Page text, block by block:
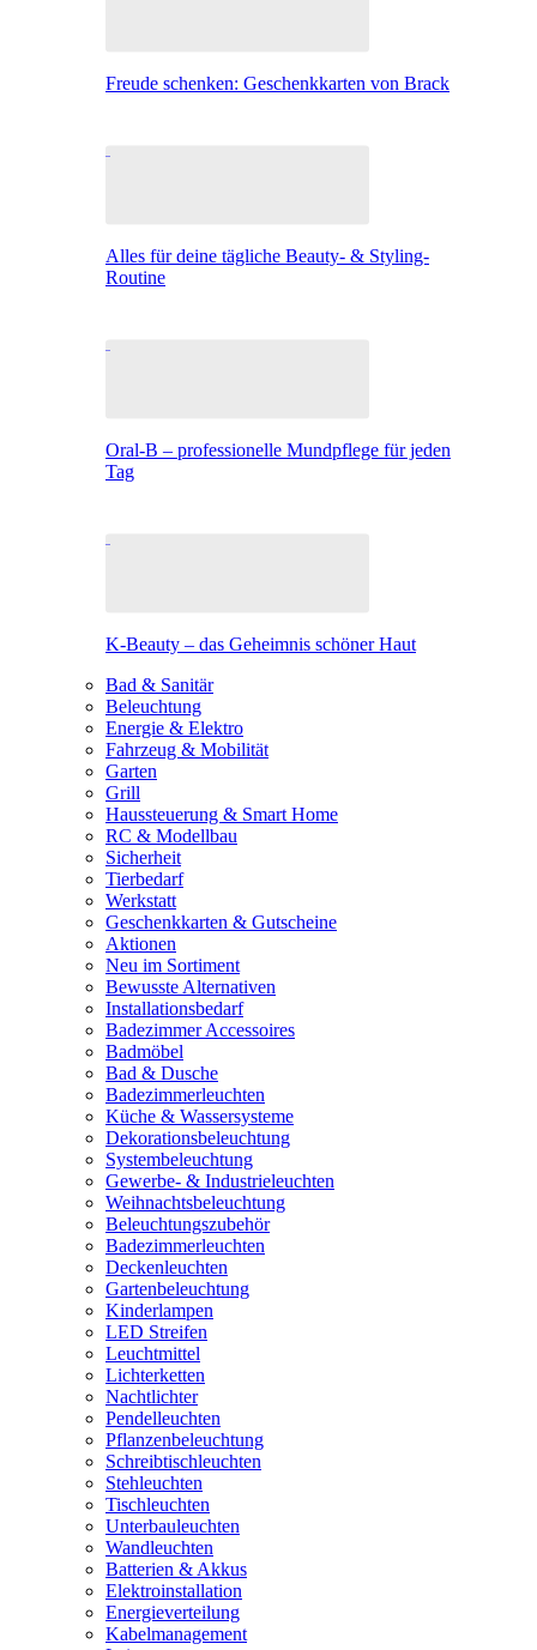
Freude schenken: Geschenkkarten von Brack
Alles für deine tägliche Beauty- & Styling-
Routine
Oral-B – professionelle Mundpflege für jeden
Tag
K-Beauty – das Geheimnis schöner Haut
Bad & Sanitär
Beleuchtung
Energie & Elektro
Fahrzeug & Mobilität
Garten
Grill
Haussteuerung & Smart Home
RC & Modellbau
Sicherheit
Tierbedarf
Werkstatt
Geschenkkarten & Gutscheine
Aktionen
Neu im Sortiment
Bewusste Alternativen
Installationsbedarf
Badezimmer Accessoires
Badmöbel
Bad & Dusche
Badezimmerleuchten
Küche & Wassersysteme
Dekorationsbeleuchtung
Systembeleuchtung
Gewerbe- & Industrieleuchten
Weihnachtsbeleuchtung
Beleuchtungszubehör
Badezimmerleuchten
Deckenleuchten
Gartenbeleuchtung
Kinderlampen
LED Streifen
Leuchtmittel
Lichterketten
Nachtlichter
Pendelleuchten
Pflanzenbeleuchtung
Schreibtischleuchten
Stehleuchten
Tischleuchten
Unterbauleuchten
Wandleuchten
Batterien & Akkus
Elektroinstallation
Energieverteilung
Kabelmanagement